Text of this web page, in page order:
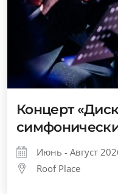
Концерт
Июнь - Август
Roof Place